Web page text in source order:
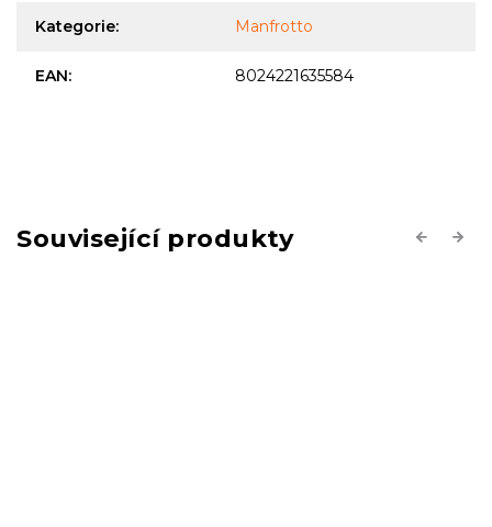
Kategorie: Manfrotto
EAN: 8024221635584
Související produkty Previous
Next